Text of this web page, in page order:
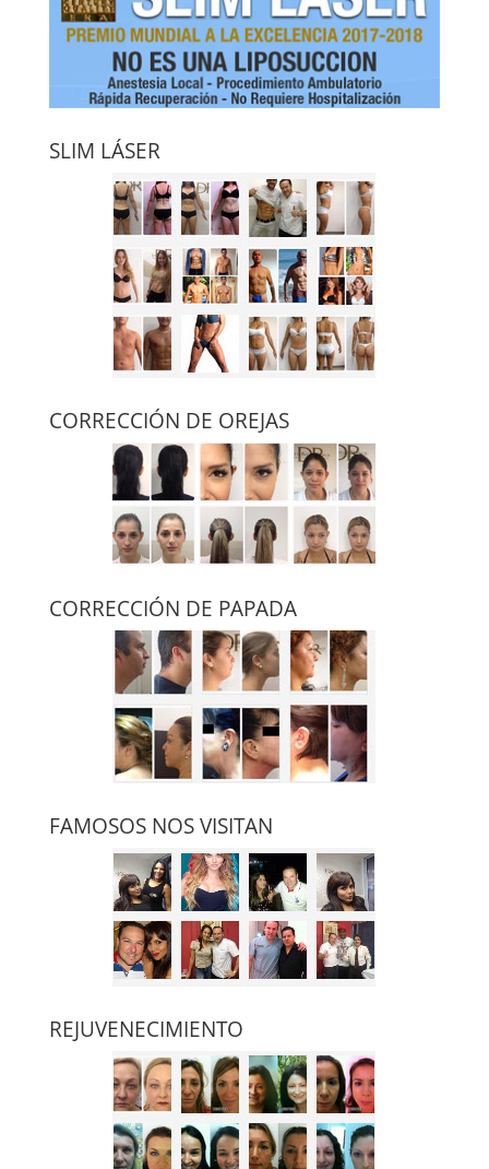
SLIM LÁSER
CORRECCIÓN DE OREJAS
CORRECCIÓN DE PAPADA
FAMOSOS NOS VISITAN
REJUVENECIMIENTO